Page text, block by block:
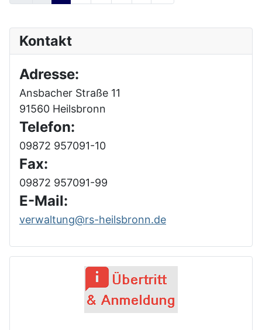
Kontakt
Adresse:
Ansbacher Straße 11
91560 Heilsbronn
Telefon:
09872 957091-10
Fax:
09872 957091-99
E-Mail:
verwaltung@rs-heilsbronn.de